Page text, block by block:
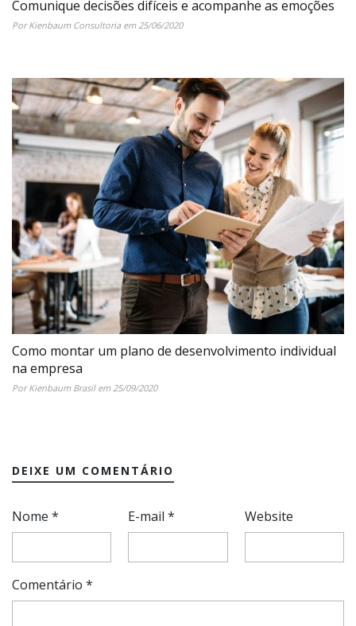
Comunique decisões difíceis e acompanhe as emoções
Por Kienbaum Consultoria em 25/06/2020
Como montar um plano de desenvolvimento individual
na empresa
Por Kienbaum Brasil em 25/09/2020
DEIXE UM COMENTÁRIO
Nome * E-mail* Website
Comentário *